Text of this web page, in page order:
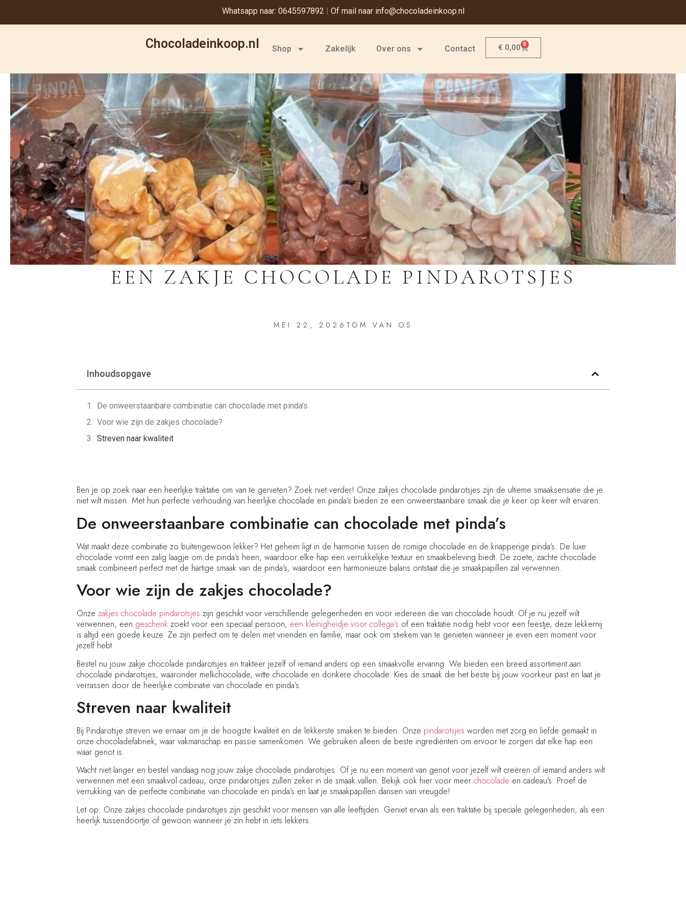
Whatsapp naar: 0645597892 | Of mail naar info@chocoladeinkoop.nl
Chocoladeinkoop.nl Shop Zakelijk Over ons Contact € 0,00 0
EEN ZAKJE CHOCOLADE PINDAROTSJES
MEI 22, 2026 TOM VAN OS
Inhoudsopgave
De onweerstaanbare combinatie can chocolade met pinda’s
Voor wie zijn de zakjes chocolade?
Streven naar kwaliteit
Ben je op zoek naar een heerlijke traktatie om van te genieten? Zoek niet verder! Onze zakjes chocolade pindarotsjes zijn de ultieme smaaksensatie die je
niet wilt missen. Met hun perfecte verhouding van heerlijke chocolade en pinda’s bieden ze een onweerstaanbare smaak die je keer op keer wilt ervaren.
De onweerstaanbare combinatie can chocolade met pinda’s
Wat maakt deze combinatie zo buitengewoon lekker? Het geheim ligt in de harmonie tussen de romige chocolade en de knapperige pinda’s. De luxe
chocolade vormt een zalig laagje om de pinda’s heen, waardoor elke hap een verrukkelijke textuur en smaakbeleving biedt. De zoete, zachte chocolade
smaak combineert perfect met de hartige smaak van de pinda’s, waardoor een harmonieuze balans ontstaat die je smaakpapillen zal verwennen.
Voor wie zijn de zakjes chocolade?
Onzezakjes chocolade pindarotsjes zijn geschikt voor verschillende gelegenheden en voor iedereen die van chocolade houdt. Of je nu jezelf wilt
verwennen, een geschenk zoekt voor een speciaal persoon, een kleinigheidje voor collega’s of een traktatie nodig hebt voor een feestje, deze lekkernij
is altijd een goede keuze. Ze zijn perfect om te delen met vrienden en familie, maar ook om stiekem van te genieten wanneer je even een moment voor
jezelf hebt.
Bestel nu jouw zakje chocolade pindarotsjes en trakteer jezelf of iemand anders op een smaakvolle ervaring. We bieden een breed assortiment aan
chocolade pindarotsjes, waaronder melkchocolade, witte chocolade en donkere chocolade. Kies de smaak die het beste bij jouw voorkeur past en laat je
verrassen door de heerlijke combinatie van chocolade en pinda’s.
Streven naar kwaliteit
Bij Pindarotsje streven we ernaar om je de hoogste kwaliteit en de lekkerste smaken te bieden. Onze pindarotsjes worden met zorg en liefde gemaakt in
onze chocoladefabriek, waar vakmanschap en passie samenkomen. We gebruiken alleen de beste ingrediënten om ervoor te zorgen dat elke hap een
waar genot is.
Wacht niet langer en bestel vandaag nog jouw zakje chocolade pindarotsjes. Of je nu een moment van genot voor jezelf wilt creëren of iemand anders wilt
verwennen met een smaakvol cadeau, onze pindarotsjes zullen zeker in de smaak vallen. Bekijk ook hier voor meerchocolade en cadeau’s. Proef de
verrukking van de perfecte combinatie van chocolade en pinda’s en laat je smaakpapillen dansen van vreugde!
Let op: Onze zakjes chocolade pindarotsjes zijn geschikt voor mensen van alle leeftijden. Geniet ervan als een traktatie bij speciale gelegenheden, als een
heerlijk tussendoortje of gewoon wanneer je zin hebt in iets lekkers.